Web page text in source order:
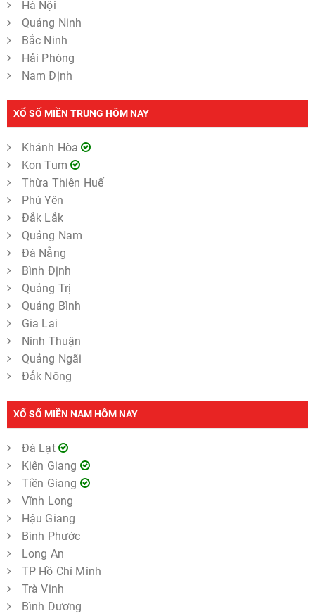
Hà Nội
Quảng Ninh
Bắc Ninh
Hải Phòng
Nam Định
XỔ SỐ MIỀN TRUNG HÔM NAY
Khánh Hòa
Kon Tum
Thừa Thiên Huế
Phú Yên
Đắk Lắk
Quảng Nam
Đà Nẵng
Bình Định
Quảng Trị
Quảng Bình
Gia Lai
Ninh Thuận
Quảng Ngãi
Đắk Nông
XỔ SỐ MIỀN NAM HÔM NAY
Đà Lạt
Kiên Giang
Tiền Giang
Vĩnh Long
Hậu Giang
Bình Phước
Long An
TP Hồ Chí Minh
Trà Vinh
Bình Dương